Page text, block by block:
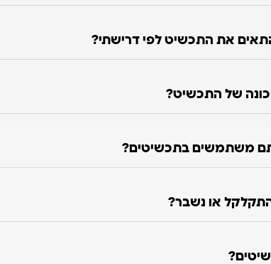
את התכשיט לפי דרישתי?
של התכשיט?
משתמשים בתכשיטים?
או נשבר?